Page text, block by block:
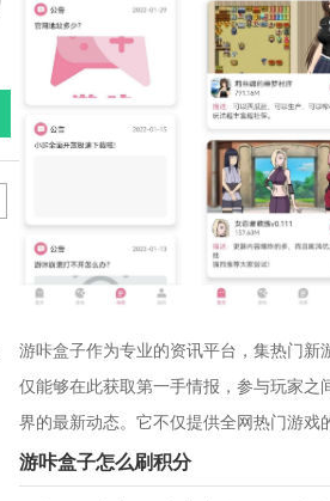
游咔盒子作为专业的资讯平台，集热门
仅能够在此获取第一手情报，参与玩家
界的最新动态。它不仅提供全网热门游戏
游咔盒子怎么刷积分